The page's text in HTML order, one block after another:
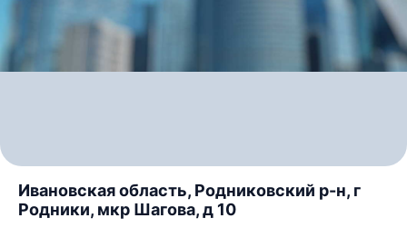
Ивановская область, Родниковский р-н, г
Родники, мкр Шагова, д 10